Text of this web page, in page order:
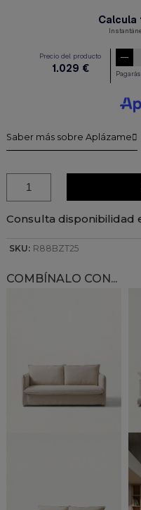
Saber más sobre Aplázame
Consulta disponibilidad
SKU: R88BZT25
COMBÍNALO CON...